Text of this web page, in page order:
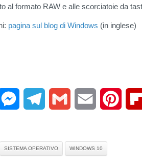
al formato RAW e alle scorciatoie da
pagina sul blog di Windows (in inglese)
MessengerTelegramGmail Email
SISTEMA OPERATIVO WINDOWS 10